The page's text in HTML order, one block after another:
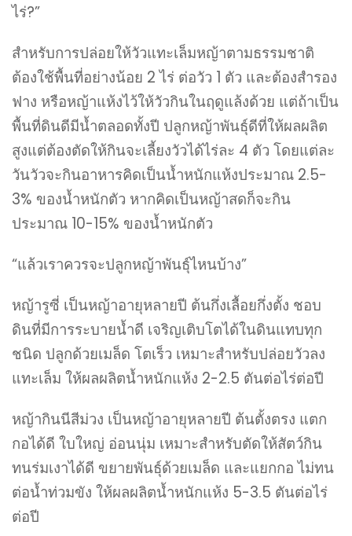
ไร่?”
สำหรับการปล่อยให้วัวแทะเล็มหญ้าตามธรรมชาติ
ต้องใช้พื้นที่อย่างน้อย 2 ไร่ ต่อวัว 1 ตัว และต้องสำรอง
ฟาง หรือหญ้าแห้งไว้ให้วัวกินในฤดูแล้งด้วย แต่ถ้าเป็น
พื้นที่ดินดีมีน้ำตลอดทั้งปี ปลูกหญ้าพันธุ์ดีที่ให้ผลผลิต
สูงแต่ต้องตัดให้กินจะเลี้ยงวัวได้ไร่ละ 4 ตัว โดยแต่ละ
วันวัวจะกินอาหารคิดเป็นน้ำหนักแห้งประมาณ 2.5-
3% ของน้ำหนักตัว หากคิดเป็นหญ้าสดก็จะกิน
ประมาณ 10-15% ของน้ำหนักตัว
“แล้วเราควรจะปลูกหญ้าพันธุ์ไหนบ้าง”
หญ้ารูซี่ เป็นหญ้าอายุหลายปี ต้นกึ่งเลื้อยกึ่งตั้ง ชอบ
ดินที่มีการระบายน้ำดี เจริญเติบโตได้ในดินแทบทุก
ชนิด ปลูกด้วยเมล็ด โตเร็ว เหมาะสำหรับปล่อยวัวลง
แทะเล็ม ให้ผลผลิตน้ำหนักแห้ง 2-2.5 ตันต่อไร่ต่อปี
หญ้ากินนีสีม่วง เป็นหญ้าอายุหลายปี ต้นตั้งตรง แตก
กอได้ดี ใบใหญ่ อ่อนนุ่ม เหมาะสำหรับตัดให้สัตว์กิน
ทนร่มเงาได้ดี ขยายพันธุ์ด้วยเมล็ด และแยกกอ ไม่ทน
ต่อน้ำท่วมขัง ให้ผลผลิตน้ำหนักแห้ง 5-3.5 ตันต่อไร่
ต่อปี